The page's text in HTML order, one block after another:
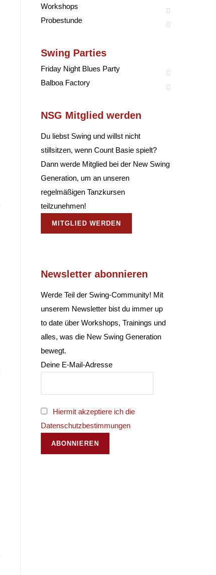
Workshops
Probestunde
Swing Parties
Friday Night Blues Party
Balboa Factory
NSG Mitglied werden
Du liebst Swing und willst nicht
stillsitzen, wenn Count Basie spielt?
Dann werde Mitglied bei der New Swing
Generation, um an unseren
regelmäßigen Tanzkursen
teilzunehmen!
MITGLIED WERDEN
Newsletter abonnieren
Werde Teil der Swing-Community! Mit
unserem Newsletter bist du immer up
to date über Workshops, Trainings und
alles, was die New Swing Generation
bewegt.
Deine E-Mail-Adresse
Hiermit akzeptiere ich die
Datenschutzbestimmungen